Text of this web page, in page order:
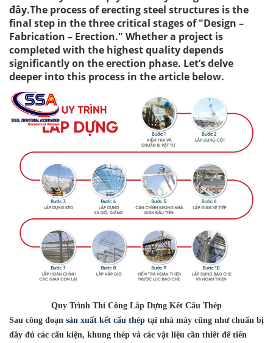
đây.The process of erecting steel structures is the
final step in the three critical stages of "Design –
Fabrication – Erection." Whether a project is
completed with the highest quality depends
significantly on the erection phase. Let’s delve
deeper into this process in the article below.
Quy Trình Thi Công Lắp Dựng Kết Cấu Thép
Sau công đoạn sản xuất kết cấu thép tại nhà máy cũng như chuẩn bị
đầy đủ các cấu kiện, khung thép và các vật liệu cần thiết để tiến